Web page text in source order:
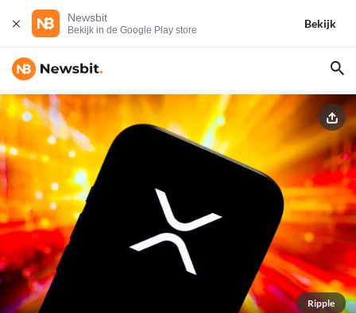
Newsbit
Bekijk in de Google Play store
Bekijk
Ripple